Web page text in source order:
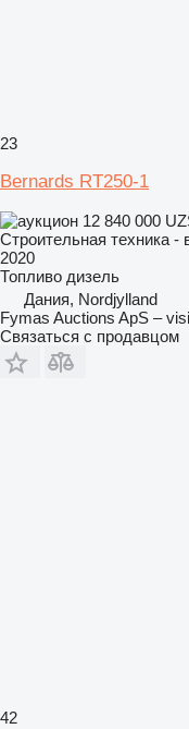
23
Bernards RT250-1
12 840 000
Строительная техника -
2020
Топливо дизель
Дания, Nordjylland
Fymas Auctions ApS –
Связаться с продавцом
42